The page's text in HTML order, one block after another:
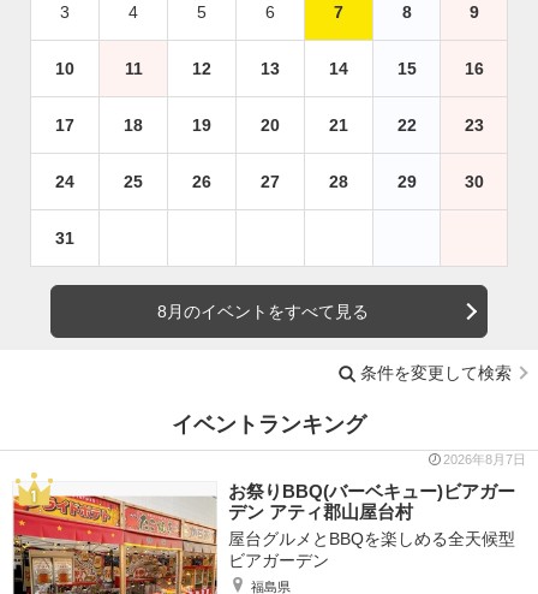
3 4 5 6 7 8 9
10 11 12 13 14 15 16
17 18 19 20 21 22 23
24 25 26 27 28 29 30
31
8月のイベントをすべて見る
条件を変更して検索
イベントランキング
2026年8月7日
お祭りBBQ(バーベキュー)ビアガー
デン アティ郡山屋台村
屋台グルメとBBQを楽しめる全天候型
ビアガーデン
福島県